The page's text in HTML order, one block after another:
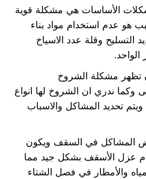
الأساسات هي مشكلة قوية
هو عدم استخدام مواد بناء
التسليح وقلة عدد الاسياخ
تظهر مشكلة الشروخ
وكما ندري ان الشروخ لها انواع
تحديد المشاكل والاسباب
المشاكل في السقف ويكون
عزل الأسقف بشكل جيد مما
والأمطار في فصل الشتاء